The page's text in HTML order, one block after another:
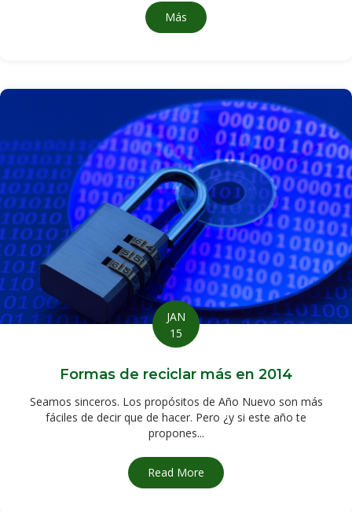
Más información sobre los efectos
JAN
15
Formas de reciclar más en 2014
Seamos sinceros. Los propósitos de Año Nuevo son más
fáciles de decir que de hacer. Pero ¿y si este año te
propones...
Read More about Formas de reciclar